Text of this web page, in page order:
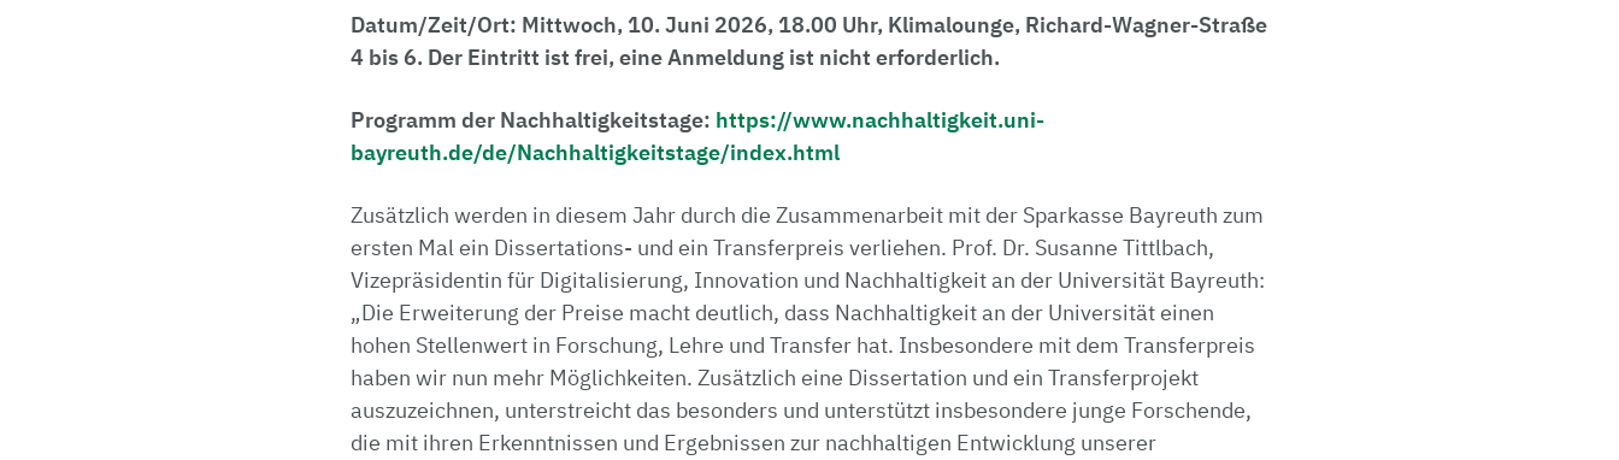
Datum/Zeit/Ort: Mittwoch, 10. Juni 2026, 18.00 Uhr, Klimalounge, Richard-Wagner-Straße
4 bis 6. Der Eintritt ist frei, eine Anmeldung ist nicht erforderlich.
Programm der Nachhaltigkeitstage: https://www.nachhaltigkeit.uni-
bayreuth.de/de/Nachhaltigkeitstage/index.html
Zusätzlich werden in diesem Jahr durch die Zusammenarbeit mit der Sparkasse Bayreuth zum
ersten Mal ein Dissertations- und ein Transferpreis verliehen. Prof. Dr. Susanne Tittlbach,
Vizepräsidentin für Digitalisierung, Innovation und Nachhaltigkeit an der Universität Bayreuth:
„Die Erweiterung der Preise macht deutlich, dass Nachhaltigkeit an der Universität einen
hohen Stellenwert in Forschung, Lehre und Transfer hat. Insbesondere mit dem Transferpreis
haben wir nun mehr Möglichkeiten. Zusätzlich eine Dissertation und ein Transferprojekt
auszuzeichnen, unterstreicht das besonders und unterstützt insbesondere junge Forschende,
die mit ihren Erkenntnissen und Ergebnissen zur nachhaltigen Entwicklung unserer